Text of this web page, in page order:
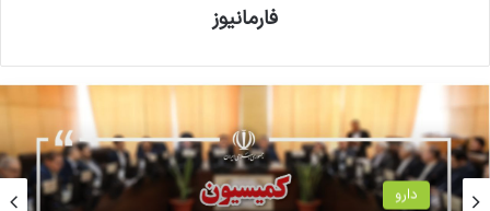
فارمانیوز
دارو